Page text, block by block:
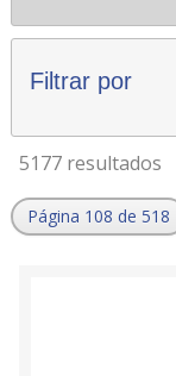
Filtrar por
5177 resultados
Página 108 de 518